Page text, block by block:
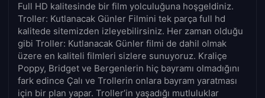
Full HD kalitesinde bir film yolculuğuna hoşgeldiniz.
Troller: Kutlanacak Günler Filmini tek parça full hd
kalitede sitemizden izleyebilirsiniz. Her zaman olduğu
gibi Troller: Kutlanacak Günler filmi de dahil olmak
üzere en kaliteli filmleri sizlere sunuyoruz. Kraliçe
Poppy, Bridget ve Bergenlerin hiç bayramı olmadığını
fark edince Çalı ve Trollerin onlara bayram yaratması
için bir plan yapar. Troller’in yaşadığı mutluluklar